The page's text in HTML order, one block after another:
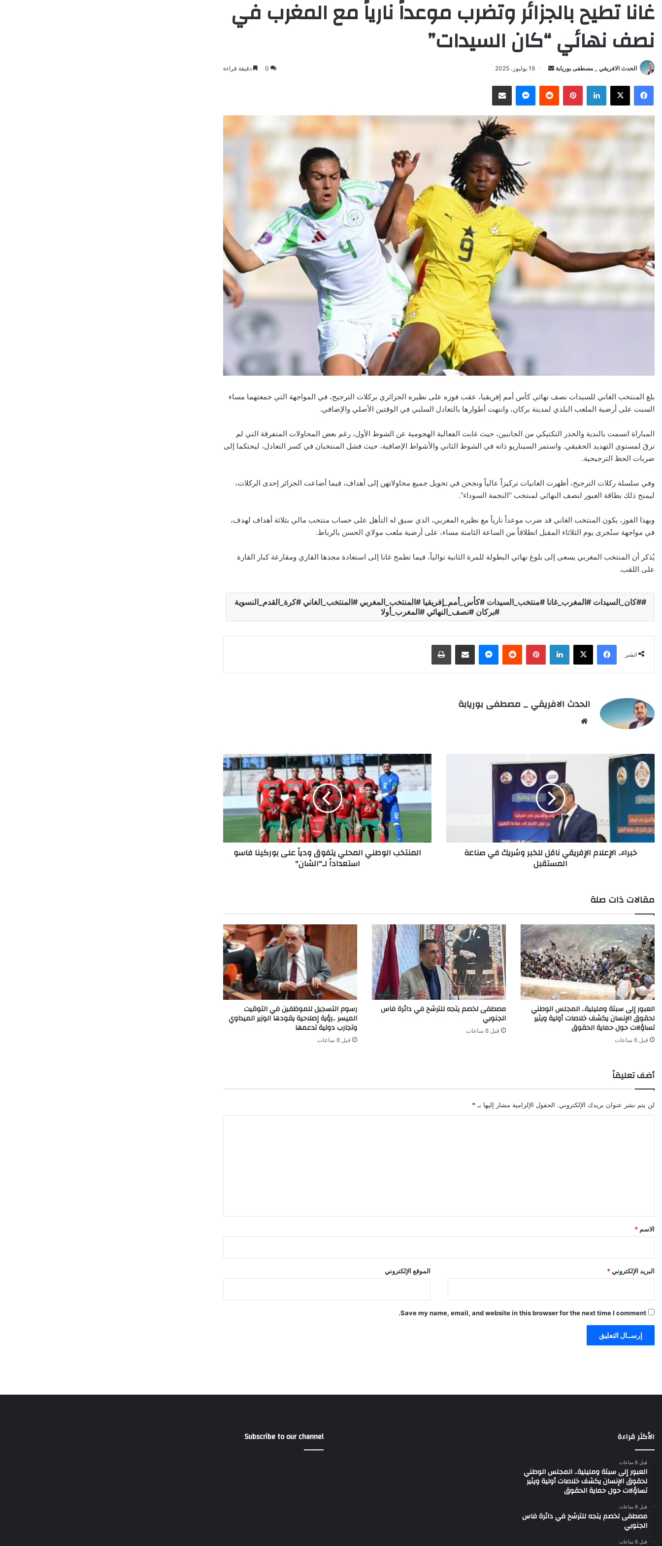
غانا تطيح بالجزائر وتضرب موعداً نارياً مع المغرب في
نصف نهائي “كان السيدات”
الحدث الافريقي _ مصطفى بوريابة
Send
email
19 يوليوز، 2025 0 دقيقة قراءة
Facebook
X
LinkedIn
Pinterest
Reddit
Messengerانشر عبر البريد الإلكتروني
بلغ المنتخب الغاني للسيدات نصف نهائي كأس أمم إفريقيا، عقب فوزه على نظيره الجزائري بركلات الترجيح، في المواجهة التي جمعتهما مساء
السبت على أرضية الملعب البلدي لمدينة بركان، وانتهت أطوارها بالتعادل السلبي في الوقتين الأصلي والإضافي.
المباراة اتسمت بالندية والحذر التكتيكي من الجانبين، حيث غابت الفعالية الهجومية عن الشوط الأول، رغم بعض المحاولات المتفرقة التي لم
ترقَ لمستوى التهديد الحقيقي. واستمر السيناريو ذاته في الشوط الثاني والأشواط الإضافية، حيث فشل المنتخبان في كسر التعادل، ليحتكما إلى
ضربات الحظ الترجيحية.
وفي سلسلة ركلات الترجيح، أظهرت الغانيات تركيزاً عالياً ونجحن في تحويل جميع محاولاتهن إلى أهداف، فيما أضاعت الجزائر إحدى الركلات،
ليمنح ذلك بطاقة العبور لنصف النهائي لمنتخب “النجمة السوداء”.
وبهذا الفوز، يكون المنتخب الغاني قد ضرب موعداً نارياً مع نظيره المغربي، الذي سبق له التأهل على حساب منتخب مالي بثلاثة أهداف لهدف،
في مواجهة ستُجرى يوم الثلاثاء المقبل انطلاقاً من الساعة الثامنة مساء، على أرضية ملعب مولاي الحسن بالرباط.
يُذكر أن المنتخب المغربي يسعى إلى بلوغ نهائي البطولة للمرة الثانية توالياً، فيما تطمح غانا إلى استعادة مجدها القاري ومقارعة كبار القارة
على اللقب.
#كان_السيدات #المغرب_غانا #منتخب_السيدات #كأس_أمم_إفريقيا #المنتخب_المغربي #المنتخب_الغاني #كرة_القدم_النسوية
#بركان #نصف_النهائي #المغرب_أولا
انشر
Facebook
X
LinkedIn
Pinterest
Reddit
Messengerانشر عبر البريد الإلكترونياطبع
الحدث الافريقي _ مصطفى بوريابة
خبراء..
الإعلام
الإفريقي
ناقل
للخبر
في
صناعة
المستقبل
خبراء.. الإعلام الإفريقي ناقل للخبر وشريك في صناعة
المستقبل
المنتخب
الوطني
المحلي
يتفوق
على
استعداداً
لـ"الشان"
المنتخب الوطني المحلي يتفوق ودياً على بوركينا فاسو
استعداداً لـ"الشان"
مقالات ذات صلة
العبور إلى سبتة ومليلية.. المجلس الوطني
لحقوق الإنسان يكشف خلاصات أولية ويثير
تساؤلات حول حماية الحقوق
قبل 6 ساعات
مصطفى لخصم يتجه للترشح في دائرة فاس
الجنوبي
قبل 8 ساعات
رسوم التسجيل للموظفين في التوقيت
الميسر ..رؤية إصلاحية يقودها الوزير الميداوي
وتجارب دولية تدعمها
قبل 8 ساعات
أضف تعليقاً
لن يتم نشر عنوان بريدك الإلكتروني. الحقول الإلزامية مشار إليها بـ *
*
الاسم *
البريد الإلكتروني* الموقع الإلكتروني
Save my name, email, and website in this browser for the next time I comment.
الأكثر قراءة
قبل 6 ساعات
العبور إلى سبتة ومليلية.. المجلس الوطني
لحقوق الإنسان يكشف خلاصات أولية ويثير
تساؤلات حول حماية الحقوق
قبل 8 ساعات
مصطفى لخصم يتجه للترشح في دائرة فاس
الجنوبي
قبل 8 ساعات
Subscribe to our channel